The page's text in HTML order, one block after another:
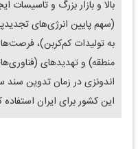
بالا و بازار بزرگ و
(سهم پایین انرژی‌‌‌های
به تولیدات کم‌‌‌کربن)،
منطقه) و تهدیدهای
اندونزی در زمان تدوین
این کشور برای ایران استفاده